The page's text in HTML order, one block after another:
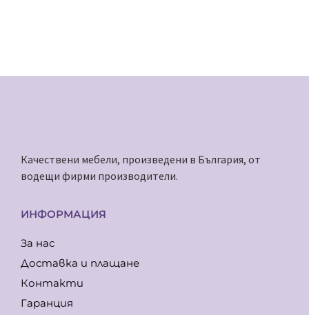
Качествени мебели, произведени в България, от
водещи фирми производители.
ИНФОРМАЦИЯ
За нас
Доставка и плащане
Контакти
Гаранция